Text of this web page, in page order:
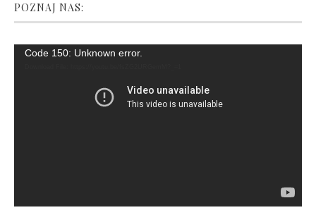
POZNAJ NAS:
Video
Code 150: Unknown error.